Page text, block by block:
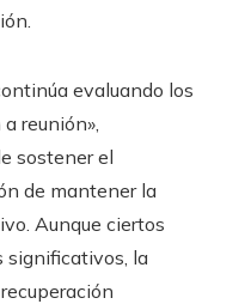
evaluando los
reunión»,
sostener el
de mantener la
Aunque ciertos
significativos, la